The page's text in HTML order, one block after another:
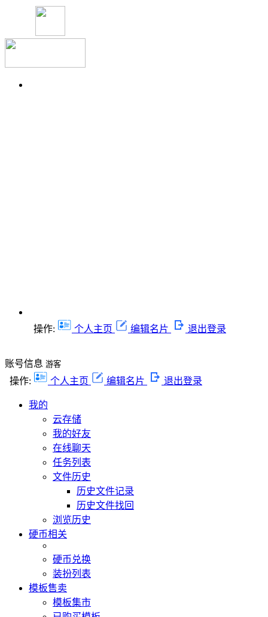
操作: 个人主页 编辑名片 退出登录
账号信息 游客
操作: 个人主页 编辑名片 退出登录
我的
云存储
我的好友
在线聊天
任务列表
文件历史
历史文件记录
历史文件找回
浏览历史
硬币相关
硬币兑换
装扮列表
模板售卖
模板集市